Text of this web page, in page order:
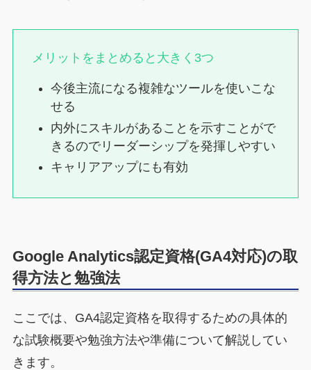
メリットをまとめると大きく3つ
今後主流になる複雑なツールを使いこな
せる
内外にスキルがあることを示すことがで
きるのでリーダーシップを発揮しやすい
キャリアアップにも有効
Google Analytics認定資格(GA4対応)の取
得方法と勉強法
ここでは、GA4認定資格を取得するための具体的
な試験概要や勉強方法や準備について解説してい
きます。